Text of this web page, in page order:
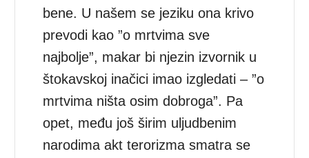
bene. U našem se jeziku ona krivo
prevodi kao ”o mrtvima sve
najbolje”, makar bi njezin izvornik u
štokavskoj inačici imao izgledati – ”o
mrtvima ništa osim dobroga”. Pa
opet, među još širim uljudbenim
narodima akt terorizma smatra se